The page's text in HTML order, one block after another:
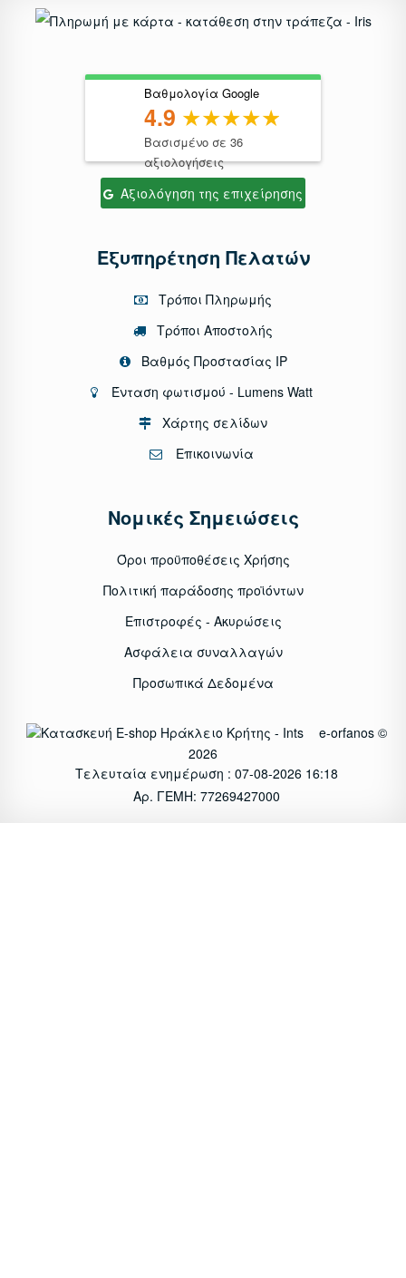
Βαθμολογία Google
4.9
Βασισμένο σε 36
αξιολογήσεις
Αξιολόγηση της επιχείρησης
Εξυπηρέτηση Πελατών
Τρόποι Πληρωμής
Τρόποι Αποστολής
Βαθμός Προστασίας IP
Ένταση φωτισμού - Lumens Watt
Χάρτης σελίδων
Επικοινωνία
Νομικές Σημειώσεις
Όροι προϋποθέσεις Χρήσης
Πολιτική παράδοσης προϊόντων
Επιστροφές - Ακυρώσεις
Ασφάλεια συναλλαγών
Προσωπικά Δεδομένα
e-orfanos ©
2026
Τελευταία ενημέρωση : 07-08-2026 16:18
Αρ. ΓΕΜΗ: 77269427000